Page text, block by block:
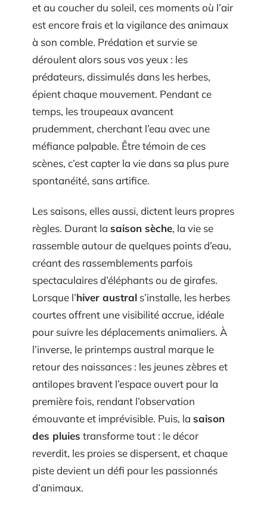
et au coucher du soleil, ces moments où l’air
est encore frais et la vigilance des animaux
à son comble. Prédation et survie se
déroulent alors sous vos yeux : les
prédateurs, dissimulés dans les herbes,
épient chaque mouvement. Pendant ce
temps, les troupeaux avancent
prudemment, cherchant l’eau avec une
méfiance palpable. Être témoin de ces
scènes, c’est capter la vie dans sa plus pure
spontanéité, sans artifice.
Les saisons, elles aussi, dictent leurs propres
règles. Durant la saison sèche, la vie se
rassemble autour de quelques points d’eau,
créant des rassemblements parfois
spectaculaires d’éléphants ou de girafes.
Lorsque l’hiver austral s’installe, les herbes
courtes offrent une visibilité accrue, idéale
pour suivre les déplacements animaliers. À
l’inverse, le printemps austral marque le
retour des naissances : les jeunes zèbres et
antilopes bravent l’espace ouvert pour la
première fois, rendant l’observation
émouvante et imprévisible. Puis, la saison
des pluies transforme tout : le décor
reverdit, les proies se dispersent, et chaque
piste devient un défi pour les passionnés
d’animaux.